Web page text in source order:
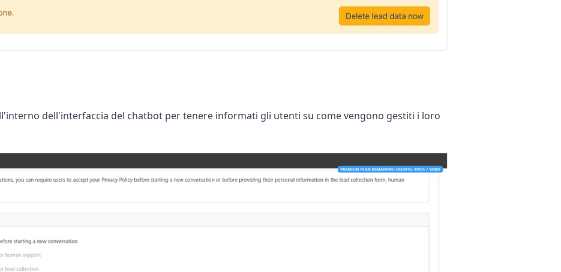
dell'interfaccia del chatbot per tenere informati gli utenti su come vengono gestiti i loro